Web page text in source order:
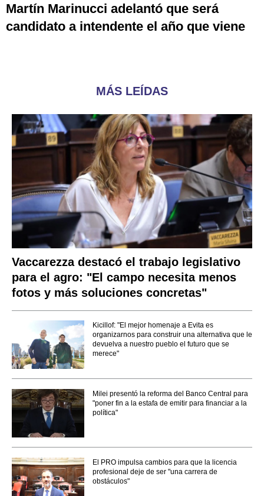
Martín Marinucci adelantó que será
candidato a intendente el año que viene
MÁS LEÍDAS
Vaccarezza destacó el trabajo legislativo
para el agro: "El campo necesita menos
fotos y más soluciones concretas"
Kicillof: "El mejor homenaje a Evita es
organizarnos para construir una alternativa que le
devuelva a nuestro pueblo el futuro que se
merece"
Milei presentó la reforma del Banco Central para
"poner fin a la estafa de emitir para financiar a la
política"
El PRO impulsa cambios para que la licencia
profesional deje de ser "una carrera de
obstáculos"